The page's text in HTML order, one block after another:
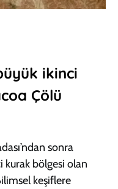
ikinci
Çölü
sonra
kurak bölgesi olan
keşiflere